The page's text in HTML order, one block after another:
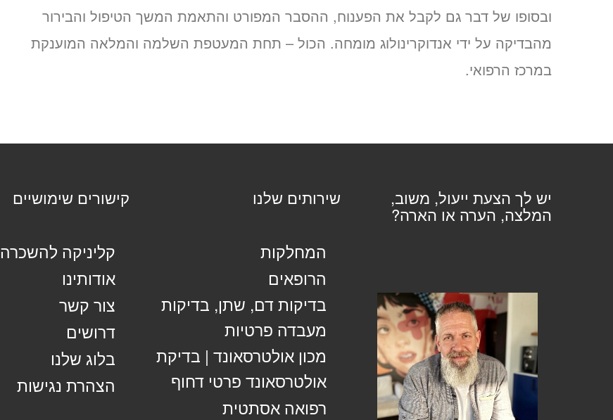
ובסופו של דבר גם לקבל את הפענוח, ההסבר המפורט והתאמת המשך הטיפול והבירור
מהבדיקה על ידי אנדוקרינולוג מומחה. הכול – תחת המעטפת השלמה והמלאה המוענקת
במרכז הרפואי.
יש לך הצעת ייעול, משוב,
המלצה, הערה או הארה?
שירותים שלנו
המחלקות
הרופאים
בדיקות דם, שתן, בדיקות
מעבדה פרטיות
מכון אולטרסאונד | בדיקת
אולטרסאונד פרטי דחוף
רפואה אסתטית
קישורים שימושיים
קליניקה להשכרה
אודותינו
צור קשר
דרושים
בלוג שלנו
הצהרת נגישות